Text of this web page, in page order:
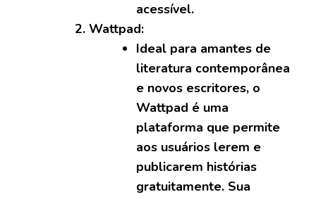
acessível.
Wattpad:
Ideal para amantes de
literatura contemporânea
e novos escritores, o
Wattpad é uma
plataforma que permite
aos usuários lerem e
publicarem histórias
gratuitamente. Sua